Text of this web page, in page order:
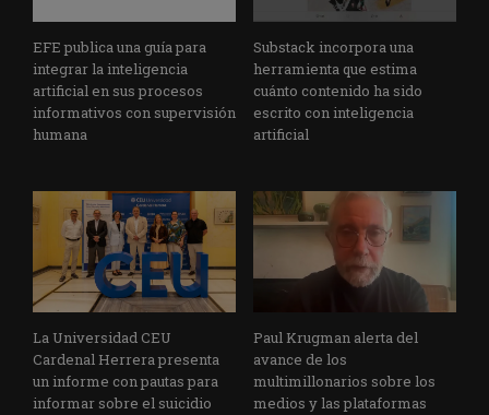
EFE publica una guía para
integrar la inteligencia
artificial en sus procesos
informativos con supervisión
humana
Substack incorpora una
herramienta que estima
cuánto contenido ha sido
escrito con inteligencia
artificial
La Universidad CEU
Cardenal Herrera presenta
un informe con pautas para
informar sobre el suicidio
Paul Krugman alerta del
avance de los
multimillonarios sobre los
medios y las plataformas